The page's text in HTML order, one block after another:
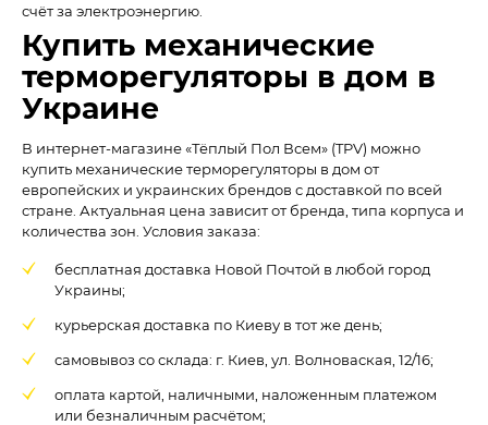
счёт за электроэнергию.
Купить механические
терморегуляторы в дом в
Украине
В интернет-магазине «Тёплый Пол Всем» (TPV) можно
купить механические терморегуляторы в дом от
европейских и украинских брендов с доставкой по всей
стране. Актуальная цена зависит от бренда, типа корпуса и
количества зон. Условия заказа:
бесплатная доставка Новой Почтой в любой город
Украины;
курьерская доставка по Киеву в тот же день;
самовывоз со склада: г. Киев, ул. Волноваская, 12/16;
оплата картой, наличными, наложенным платежом
или безналичным расчётом;